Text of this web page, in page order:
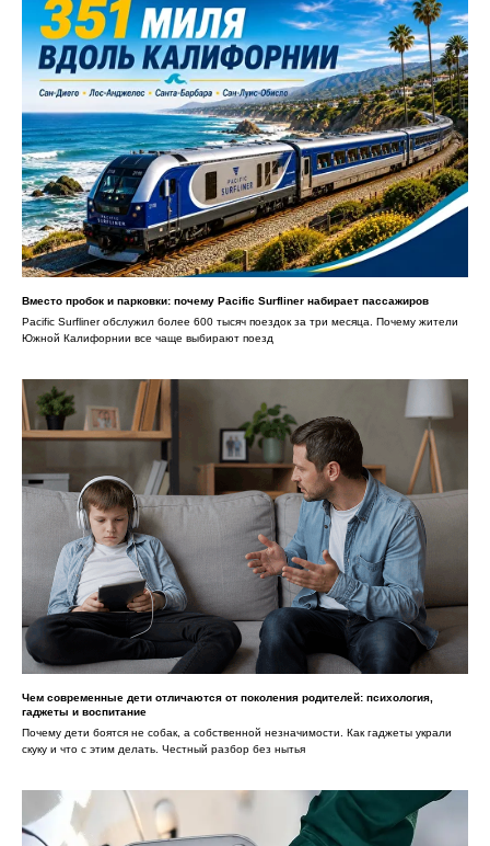
Вместо пробок и парковки: почему Pacific Surfliner набирает пассажиров
Pacific Surfliner обслужил более 600 тысяч поездок за три месяца. Почему жители
Южной Калифорнии все чаще выбирают поезд
Чем современные дети отличаются от поколения родителей: психология,
гаджеты и воспитание
Почему дети боятся не собак, а собственной незначимости. Как гаджеты украли
скуку и что с этим делать. Честный разбор без нытья